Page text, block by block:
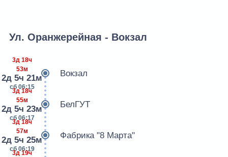
Ул. Оранжерейная - Вокзал
3д 18ч
53м
2д 5ч 21м
сб 06:15
Вокзал
3д 18ч
55м
2д 5ч 23м
сб 06:17
БелГУТ
3д 18ч
57м
2д 5ч 25м
сб 06:19
Фабрика "8 Марта"
3д 19ч